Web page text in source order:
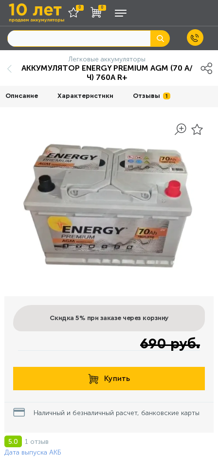
0 0
Легковые аккумуляторы
АККУМУЛЯТОР ENERGY PREMIUM AGM (70 А/
Ч) 760A R+
Описание Характеристики Отзывы 1
Скидка 5% при заказе через корзину
690 руб.
Купить
Наличный и безналичный расчет, банковские карты
5.0
1 отзыв
Дата выпуска АКБ